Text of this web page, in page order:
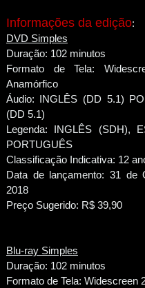
Informações da edição:
DVD Simples
Duração: 102 minutos
Formato de Tela:
Anamórfico
Áudio: INGLÊS (DD 5.1)
(DD 5.1)
Legenda: INGLÊS (SDH),
PORTUGUÊS
Classificação Indicativa: 12
Data de lançamento: 31 de
2018
Preço Sugerido: R$ 39,90
Blu-ray Simples
Duração: 102 minutos
Formato de Tela: Widescreen